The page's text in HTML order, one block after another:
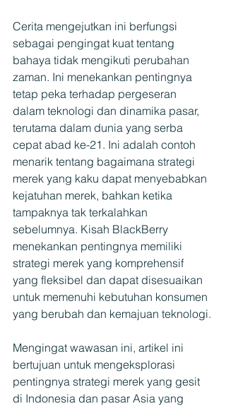
Cerita mengejutkan ini berfungsi
sebagai pengingat kuat tentang
bahaya tidak mengikuti perubahan
zaman. Ini menekankan pentingnya
tetap peka terhadap pergeseran
dalam teknologi dan dinamika pasar,
terutama dalam dunia yang serba
cepat abad ke-21. Ini adalah contoh
menarik tentang bagaimana strategi
merek yang kaku dapat menyebabkan
kejatuhan merek, bahkan ketika
tampaknya tak terkalahkan
sebelumnya. Kisah BlackBerry
menekankan pentingnya memiliki
strategi merek yang komprehensif
yang fleksibel dan dapat disesuaikan
untuk memenuhi kebutuhan konsumen
yang berubah dan kemajuan teknologi.
Mengingat wawasan ini, artikel ini
bertujuan untuk mengeksplorasi
pentingnya strategi merek yang gesit
di Indonesia dan pasar Asia yang